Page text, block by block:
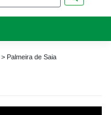
> Palmeira de Saia